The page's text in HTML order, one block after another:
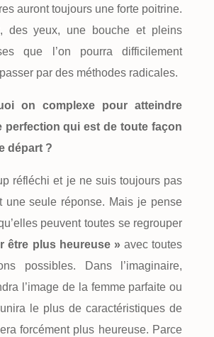
auront toujours une forte poitrine.
des yeux, une bouche et pleins
que l’on pourra difficilement
par des méthodes radicales.
on complexe pour atteindre
perfection qui est de toute façon
départ ?
réfléchi et je ne suis toujours pas
une seule réponse. Mais je pense
peuvent toutes se regrouper
être plus heureuse »avec toutes
possibles. Dans l’imaginaire,
l’image de la femme parfaite ou
le plus de caractéristiques de
forcément plus heureuse. Parce